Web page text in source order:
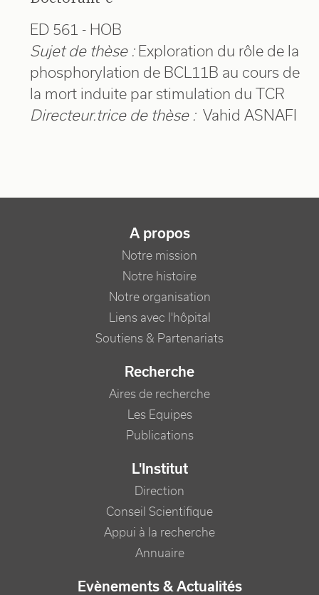
ED 561 - HOB
Sujet de thèse : Exploration du rôle de la
phosphorylation de BCL11B au cours de
la mort induite par stimulation du TCR
Directeur.trice de thèse : Vahid ASNAFI
NAVIGATION PRINCIPALE
A propos
Notre mission
Notre histoire
Notre organisation
Liens avec l'hôpital
Soutiens & Partenariats
Recherche
Aires de recherche
Les Equipes
Publications
L'Institut
Direction
Conseil Scientifique
Appui à la recherche
Annuaire
Evènements & Actualités